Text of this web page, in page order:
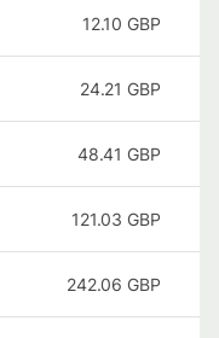
12.10 GBP
24.21 GBP
48.41 GBP
121.03 GBP
242.06 GBP